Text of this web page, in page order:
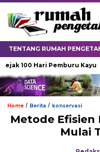
TENTANG RUMAH
Hari Pemburu Kayu
Home / Berita / konservasi
Metode
Mulai